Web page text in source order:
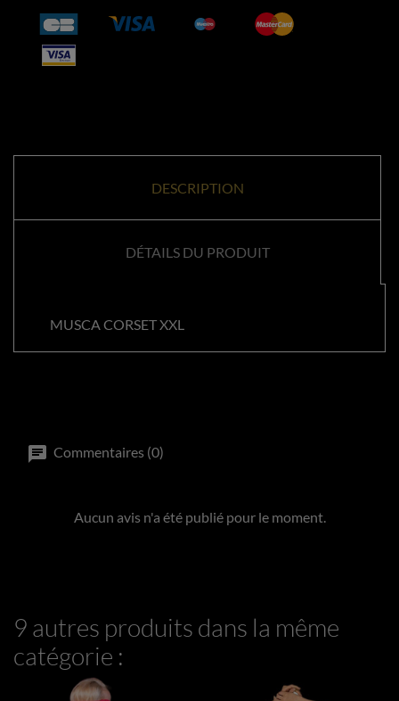
DESCRIPTION
DÉTAILS DU PRODUIT
MUSCA CORSET XXL
Commentaires (0)
Aucun avis n'a été publié pour le moment.
9 autres produits dans la même
catégorie :